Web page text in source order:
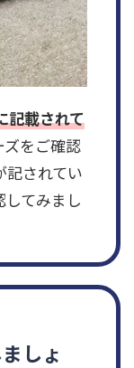
記載されて
をご確認
記されてい
てみまし
しょ